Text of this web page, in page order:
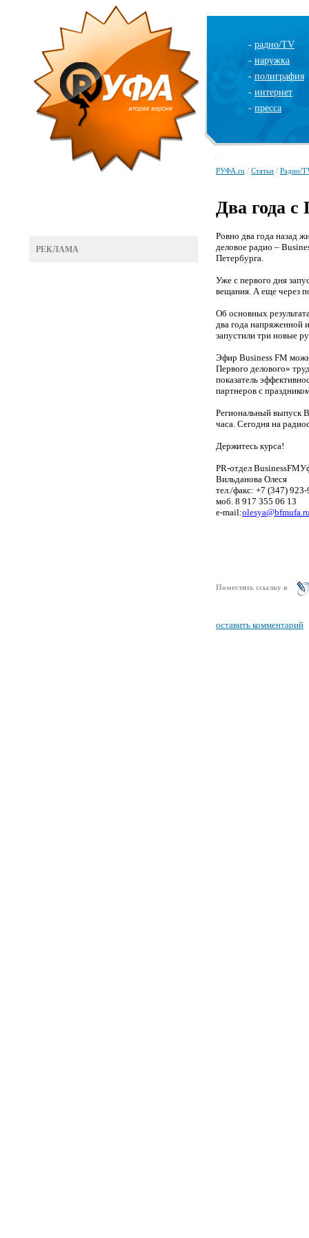
- радио/TV
- наружка
- полиграфия
- интернет
- пресса
РЕКЛАМА
РУФА.ru / Статьи / Радио/
Два года
Ровно два года назад
деловое радио –
Петербурга.
Уже с первого дня
вещания. А еще через
Об основных
два года напряженной
запустили три новые
Эфир Business FM
Первого делового»
показатель
партнеров с
Региональный выпуск
часа. Сегодня на
Держитесь курса!
PR-отдел BusinessFM
Вильданова Олеся
тел./факс: +7 (347)
моб. 8 917 355 06 13
e-mail:
Поместить ссылку в
оставить комментарий